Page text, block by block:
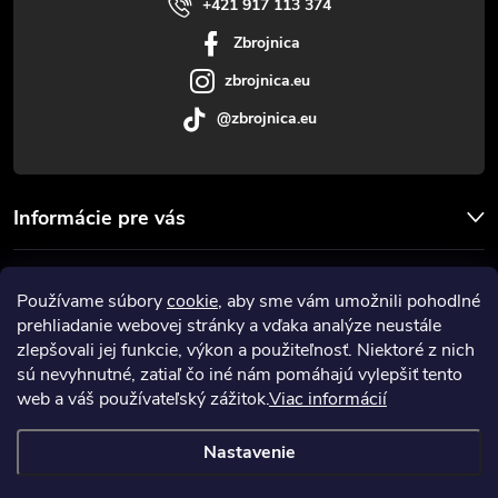
Používame súborycookie, aby sme vám umožnili pohodlné
prehliadanie webovej stránky a vďaka analýze neustále
zlepšovali jej funkcie, výkon a použiteľnosť. Niektoré z nich
sú nevyhnutné, zatiaľ čo iné nám pomáhajú vylepšiť tento
web a váš používateľský zážitok.Viac informácií
Nastavenie
Informácie pre vás
Prijímame online platby
+421 917 113 374
Zbrojnica
zbrojnica.eu
@zbrojnica.eu